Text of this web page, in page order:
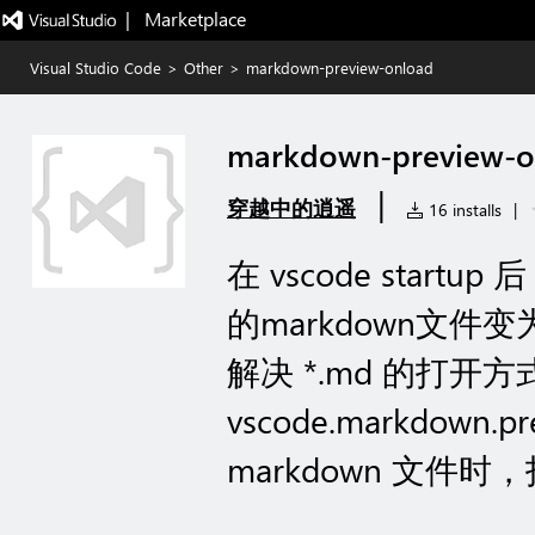
|   Marketplace
Visual Studio Code > Other > markdown-preview-onload
markdown-preview-
穿越中的逍遥 | 16 installs |
在 vscode startup
的markdown文件变
解决 *.md 的打开方
markdown 文件时